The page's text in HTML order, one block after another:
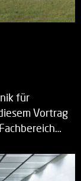
für
Vortrag